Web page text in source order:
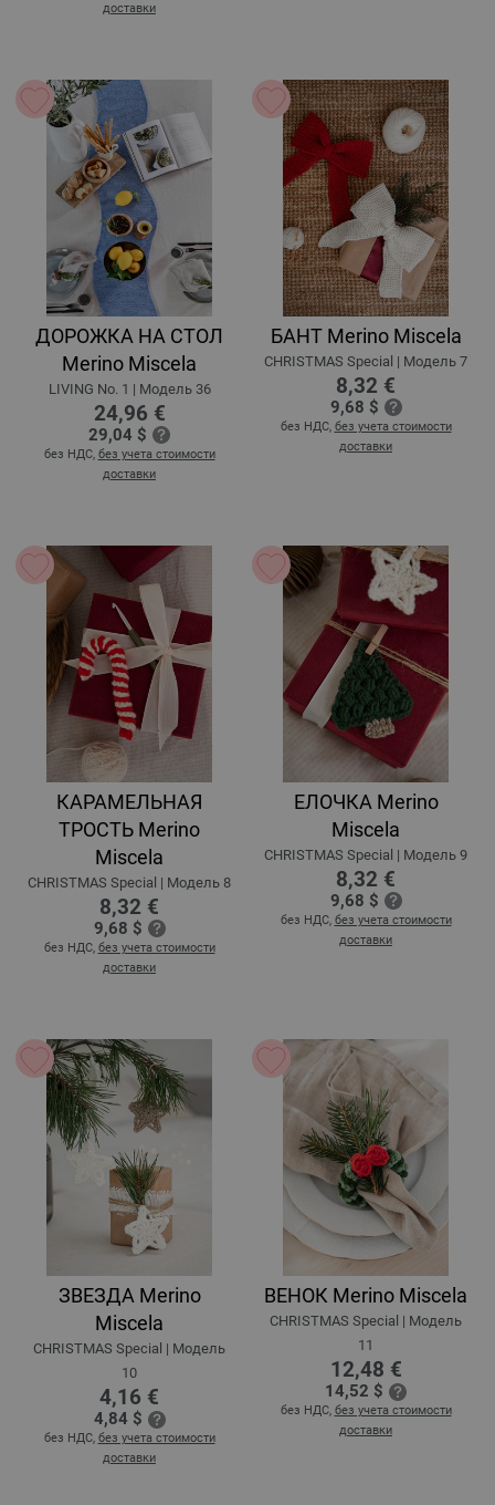
доставки
ДОРОЖКА НА СТОЛ
Merino Miscela
LIVING No. 1 | Модель 36
24,96 €
29,04 $
без НДС, без учета стоимости
доставки
БАНТ Merino Miscela
CHRISTMAS Special | Модель 7
8,32 €
9,68 $
без НДС, без учета стоимости
доставки
КАРАМЕЛЬНАЯ
ТРОСТЬ Merino
Miscela
CHRISTMAS Special | Модель 8
8,32 €
9,68 $
без НДС, без учета стоимости
доставки
ЕЛОЧКА Merino
Miscela
CHRISTMAS Special | Модель 9
8,32 €
9,68 $
без НДС, без учета стоимости
доставки
ЗВЕЗДА Merino
Miscela
CHRISTMAS Special | Модель
10
4,16 €
4,84 $
без НДС, без учета стоимости
доставки
ВЕНОК Merino Miscela
CHRISTMAS Special | Модель
11
12,48 €
14,52 $
без НДС, без учета стоимости
доставки